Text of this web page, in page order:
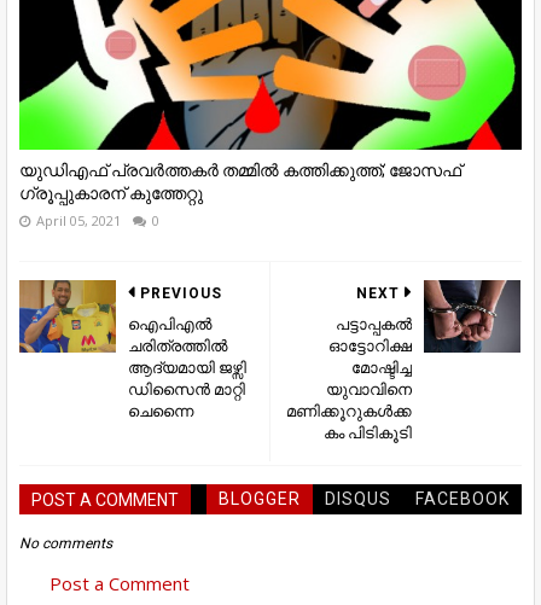
യുഡിഎഫ് പ്രവര്‍ത്തകര്‍ തമ്മില്‍ കത്തിക്കുത്ത്; ജോസഫ്
ഗ്രൂപ്പുകാരന് കുത്തേറ്റു
April 05, 2021 0
NEXT
പട്ടാപ്പകൽ
ഓട്ടോറിക്ഷ
മോഷ്ടിച്ച
യുവാവിനെ
മണിക്കൂറുകൾക്ക
കം പിടികൂടി
PREVIOUS
ഐപിഎൽ
ചരിത്രത്തിൽ
ആദ്യമായി ജഴ്സി
ഡിസൈൻ മാറ്റി
ചെന്നൈ
POST A COMMENT BLOGGER DISQUS FACEBOOK
No comments
Post a Comment